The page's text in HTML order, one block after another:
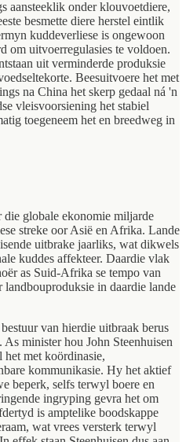
aansteeklik onder klouvoetdiere,
besmette diere herstel eintlik
kuddeverliese is ongewoon
om uitvoerregulasies te voldoen.
uit verminderde produksie
Beesuitvoere het met
na China het skerp gedaal ná 'n
vleisvoorsiening het stabiel
toegeneem het en breedweg in
globale ekonomie miljarde
streke oor Asië en Afrika. Lande
uitbrake jaarliks, wat dikwels
kuddes affekteer. Daardie vlak
as Suid-Afrika se tempo van
in daardie lande
van hierdie uitbraak berus
minister hou John Steenhuisen
het met koördinasie,
kommunikasie. Hy het aktief
beperk, selfs terwyl boere en
ingryping gevra het om
is amptelike boodskappe
wat vrees versterk terwyl